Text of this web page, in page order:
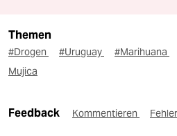
Themen
#Drogen #Uruguay #Marihuana
Mujica
Feedback Kommentieren